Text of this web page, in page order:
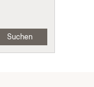
Suchen